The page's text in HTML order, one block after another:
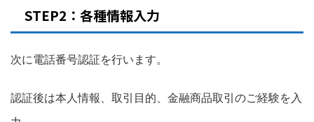
STEP2：各種情報入力
次に電話番号認証を行います。
認証後は本人情報、取引目的、金融商品取引のご経験を入